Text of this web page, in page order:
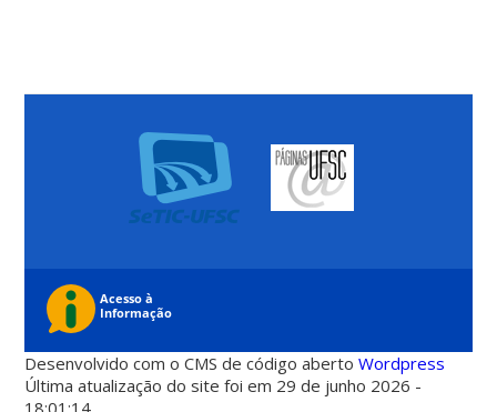
Desenvolvido com o CMS de código abertoWordpress
Última atualização do site foi em 29 de junho 2026 -
18:01:14